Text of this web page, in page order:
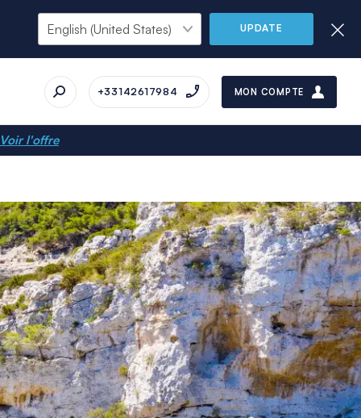
UPDATE
+33142617984 MON COMPTE
Voir l'offre